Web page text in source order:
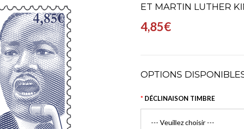
ET MARTIN LUTHER
4,85€
OPTIONS
DÉCLINAISON TIMBRE